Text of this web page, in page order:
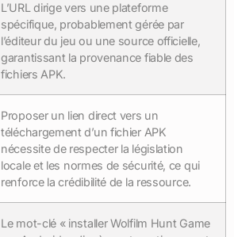
L’URL dirige vers une plateforme
spécifique, probablement gérée par
l’éditeur du jeu ou une source officielle,
garantissant la provenance fiable des
fichiers APK.
Proposer un lien direct vers un
téléchargement d’un fichier APK
nécessite de respecter la législation
locale et les normes de sécurité, ce qui
renforce la crédibilité de la ressource.
Le mot-clé « installer Wolfilm Hunt Game